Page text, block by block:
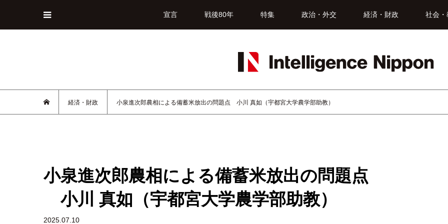
宣言 戦後80年 特集 政治・外交 経済・財政 社会・
経済・財政 小泉進次郎農相による備蓄米放出の問題点 小川 真如（宇都宮大学農学部助教）
小泉進次郎農相による備蓄米放出の問題点
小川 真如（宇都宮大学農学部助教）
2025.07.10